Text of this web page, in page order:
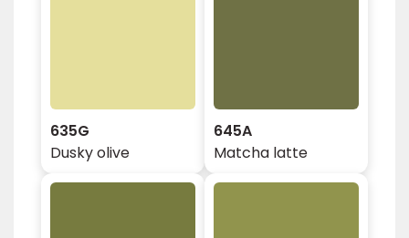
635G
Dusky olive
645A
Matcha latte